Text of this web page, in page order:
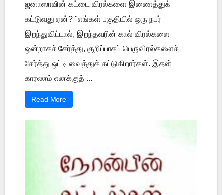
ஜனாஸாவின் கட்டை விரல்களை இணைத்துக்
கட்டுவது ஏன்? "எங்கள் பகுதியில் ஒரு நபர்
இறந்துவிட்டால், இறந்தவரின் கால் விரல்களை
ஒன்றாகச் சேர்த்து, குறிப்பாகப் பெருவிரல்களைச்
சேர்த்து ஒட்டி வைத்துக் கட்டுகிறார்கள். இதன்
காரணம் எனக்குத் ...
Read More